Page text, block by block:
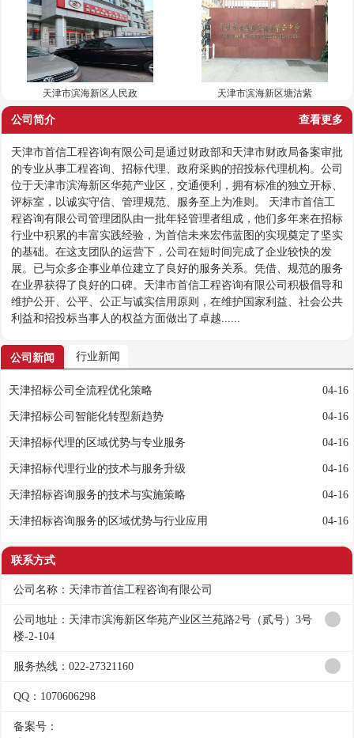
天津市滨海新区人民政 天津市滨海新区塘沽紫
查看更多
公司简介
天津市首信工程咨询有限公司是通过财政部和天津市财政局备案审批
的专业从事工程咨询、招标代理、政府采购的招投标代理机构。公司
位于天津市滨海新区华苑产业区，交通便利，拥有标准的独立开标、
评标室，以诚实守信、管理规范、服务至上为准则。 天津市首信工
程咨询有限公司管理团队由一批年轻管理者组成，他们多年来在招标
行业中积累的丰富实践经验，为首信未来宏伟蓝图的实现奠定了坚实
的基础。在这支团队的运营下，公司在短时间完成了企业较快的发
展。已与众多企事业单位建立了良好的服务关系。凭借、规范的服务
在业界获得了良好的口碑。天津市首信工程咨询有限公司积极倡导和
维护公开、公平、公正与诚实信用原则，在维护国家利益、社会公共
利益和招投标当事人的权益方面做出了卓越......
公司新闻 行业新闻
04-16
天津招标公司全流程优化策略
04-16
天津招标公司智能化转型新趋势
04-16
天津招标代理的区域优势与专业服务
04-16
天津招标代理行业的技术与服务升级
04-16
天津招标咨询服务的技术与实施策略
04-16
天津招标咨询服务的区域优势与行业应用
联系方式
公司名称：天津市首信工程咨询有限公司
公司地址：天津市滨海新区华苑产业区兰苑路2号（贰号）3号
楼-2-104
服务热线：022-27321160
QQ：1070606298
备案号：